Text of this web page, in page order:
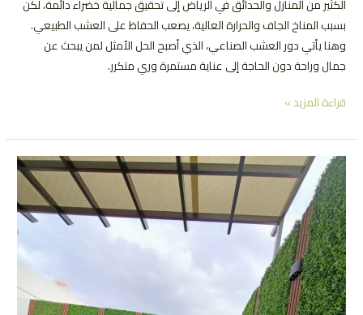
الكثير من المنازل والحدائق في الرياض إلى تحقيق جمالية خضراء دائمة، لكن
بسبب المناخ الجاف والحرارة العالية، يصعب الحفاظ على العشب الطبيعي.
وهنا يأتي دور العشب الصناعي، الذي أصبح الحل الأمثل لمن يبحث عن
جمال وراحة دون الحاجة إلى عناية مستمرة وري متكرر.
العشب
وكيفية
تركيبه
|
بالصور
قراءة المزيد »